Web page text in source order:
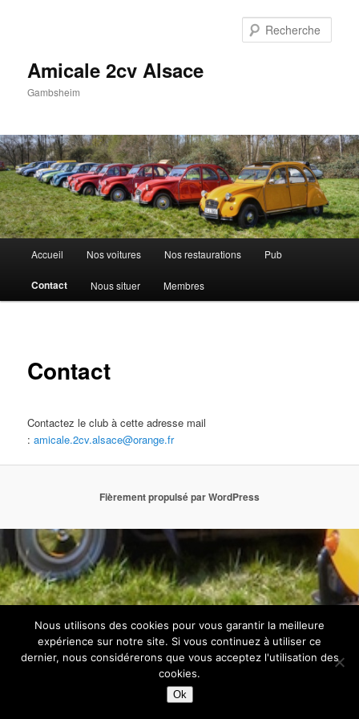
Amicale 2cv Alsace
Gambsheim
principal
Accueil Nos voitures Nos restaurations Pub
Contact Nous situer Membres
Contact
Contactez le club à cette adresse mail
:amicale.2cv.alsace@orange.fr
Fièrement propulsé par WordPress
Nous utilisons des cookies pour vous garantir la meilleure
expérience sur notre site. Si vous continuez à utiliser ce
dernier, nous considérerons que vous acceptez l'utilisation des
cookies.
Ok